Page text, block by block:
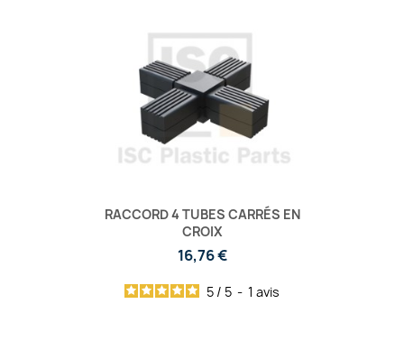
RACCORD 4 TUBES CARRÉS EN
CROIX
16,76 €
5 / 5 - 1 avis